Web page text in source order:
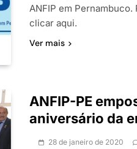
ANFIP em
clicar aqui.
Ver mais
ANFIP-PE
aniversário da
28 de janeiro de 2020